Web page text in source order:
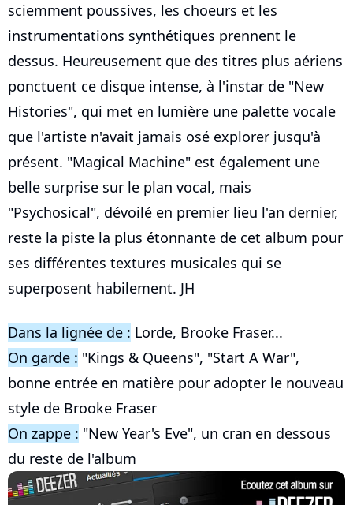
sciemment poussives, les choeurs et les
instrumentations synthétiques prennent le
dessus. Heureusement que des titres plus aériens
ponctuent ce disque intense, à l'instar de "New
Histories", qui met en lumière une palette vocale
que l'artiste n'avait jamais osé explorer jusqu'à
présent. "Magical Machine" est également une
belle surprise sur le plan vocal, mais
"Psychosical", dévoilé en premier lieu l'an dernier,
reste la piste la plus étonnante de cet album pour
ses différentes textures musicales qui se
superposent habilement. JH
Dans la lignée de : Lorde, Brooke Fraser...
On garde : "Kings & Queens", "Start A War",
bonne entrée en matière pour adopter le nouveau
style de Brooke Fraser
On zappe : "New Year's Eve", un cran en dessous
du reste de l'album